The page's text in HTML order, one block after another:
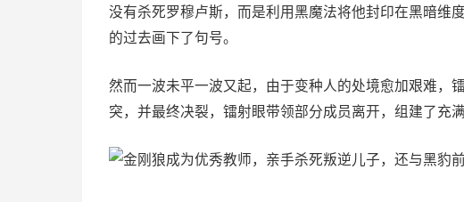
没有杀死罗穆卢斯，而是利用黑魔法将他封印在黑暗维
的过去画下了句号。
然而一波未平一波又起，由于变种人的处境愈加艰难，
突，并最终决裂，镭射眼带领部分成员离开，组建了充